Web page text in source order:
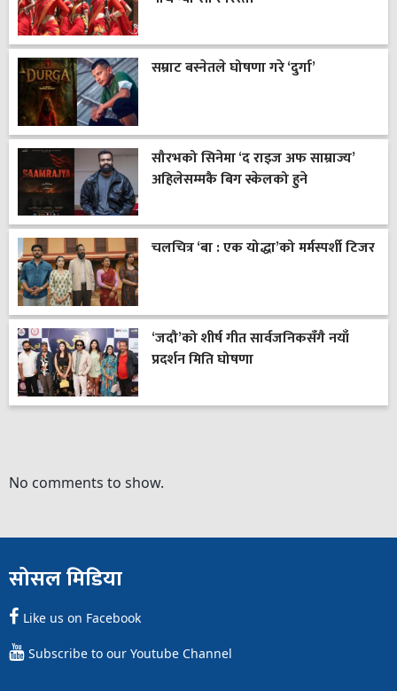
सम्राट बस्नेतले घोषणा गरे ‘दुर्गा’
सौरभको सिनेमा ‘द राइज अफ साम्राज्य’
अहिलेसम्मकै बिग स्केलको हुने
चलचित्र ‘बा : एक योद्धा’को मर्मस्पर्शी टिजर
‘जदौ’को शीर्ष गीत सार्वजनिकसँगै नयाँ
प्रदर्शन मिति घोषणा
No comments to show.
सोसल मिडिया
Like us on Facebook
Subscribe to our Youtube Channel